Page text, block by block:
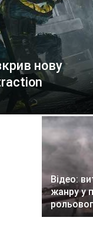
нову
ea
Відео:
жанру у